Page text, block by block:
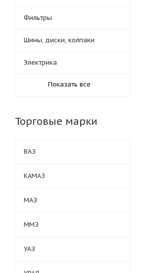
Фильтры
Шины, диски, колпаки
Электрика
Показать все
Торговые марки
ВАЗ
КАМАЗ
МАЗ
ММЗ
УАЗ